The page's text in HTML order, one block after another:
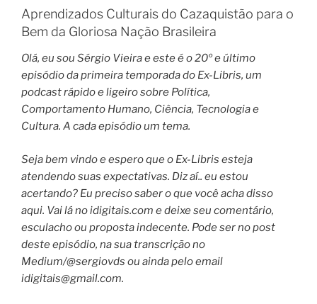
Aprendizados Culturais do Cazaquistão para o
Bem da Gloriosa Nação Brasileira
Olá, eu sou Sérgio Vieira e este é o 20º e último
episódio da primeira temporada do Ex-Libris, um
podcast rápido e ligeiro sobre Política,
Comportamento Humano, Ciência, Tecnologia e
Cultura. A cada episódio um tema.
Seja bem vindo e espero que o Ex-Libris esteja
atendendo suas expectativas. Diz aí.. eu estou
acertando? Eu preciso saber o que você acha disso
aqui. Vai lá no idigitais.com e deixe seu comentário,
esculacho ou proposta indecente. Pode ser no post
deste episódio, na sua transcrição no
Medium/@sergiovds ou ainda pelo email
idigitais@gmail.com.